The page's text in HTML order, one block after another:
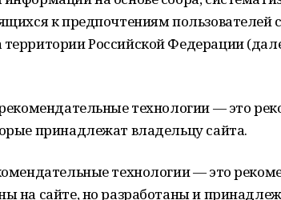
к предпочтениям пользователей
Российской Федерации
технологии — это
принадлежат владельцу сайта.
технологии — это
на сайте, но разработаны и